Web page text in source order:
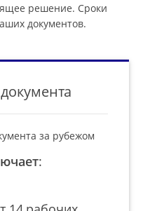
решение. Сроки
документов.
за рубежом
: